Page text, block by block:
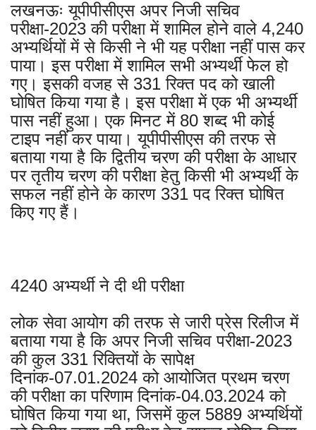
लखनऊः यूपीपीसीएस अपर निजी सचिव
परीक्षा-2023 की परीक्षा में शामिल होने वाले 4,240
अभ्यर्थियों में से किसी ने भी यह परीक्षा नहीं पास कर
पाया। इस परीक्षा में शामिल सभी अभ्यर्थी फेल हो
गए। इसकी वजह से 331 रिक्त पद को खाली
घोषित किया गया है। इस परीक्षा में एक भी अभ्यर्थी
पास नहीं हुआ। एक मिनट में 80 शब्द भी कोई
टाइप नहीं कर पाया। यूपीपीसीएस की तरफ से
बताया गया है कि द्वितीय चरण की परीक्षा के आधार
पर तृतीय चरण की परीक्षा हेतु किसी भी अभ्यर्थी के
सफल नहीं होने के कारण 331 पद रिक्त घोषित
किए गए हैं।
4240 अभ्यर्थी ने दी थी परीक्षा
लोक सेवा आयोग की तरफ से जारी प्रेस रिलीज में
बताया गया है कि अपर निजी सचिव परीक्षा-2023
की कुल 331 रिक्तियों के सापेक्ष
दिनांक-07.01.2024 को आयोजित प्रथम चरण
की परीक्षा का परिणाम दिनांक-04.03.2024 को
घोषित किया गया था, जिसमें कुल 5889 अभ्यर्थियों